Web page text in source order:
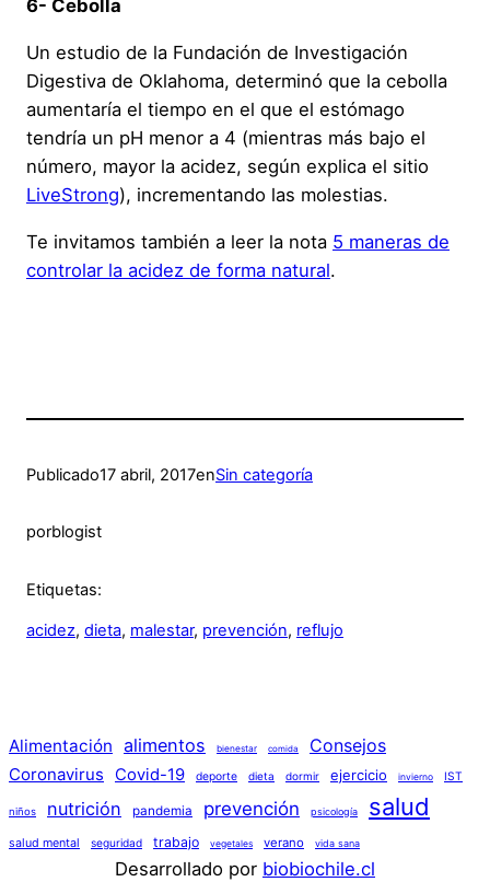
6- Cebolla
Un estudio de la Fundación de Investigación
Digestiva de Oklahoma, determinó que la cebolla
aumentaría el tiempo en el que el estómago
tendría un pH menor a 4 (mientras más bajo el
número, mayor la acidez, según explica el sitio
LiveStrong), incrementando las molestias.
Te invitamos también a leer la nota 5 maneras de
controlar la acidez de forma natural.
Publicado17 abril, 2017enSin categoría
porblogist
Etiquetas:
acidez, dieta, malestar, prevención, reflujo
Alimentación alimentos bienestar comida Consejos
Coronavirus Covid-19 deporte dieta dormir ejercicio invierno IST
niños nutrición pandemia prevención psicología salud
salud mental seguridad trabajo vegetales verano vida sana
Desarrollado por biobiochile.cl